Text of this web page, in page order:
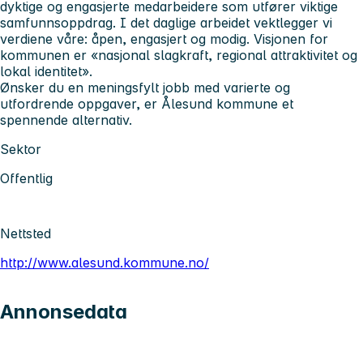
dyktige og engasjerte medarbeidere som utfører viktige
samfunnsoppdrag. I det daglige arbeidet vektlegger vi
verdiene våre: åpen, engasjert og modig. Visjonen for
kommunen er «nasjonal slagkraft, regional attraktivitet og
lokal identitet».
Ønsker du en meningsfylt jobb med varierte og
utfordrende oppgaver, er Ålesund kommune et
spennende alternativ.
Sektor
Offentlig
Nettsted
http://www.alesund.kommune.no/
Annonsedata